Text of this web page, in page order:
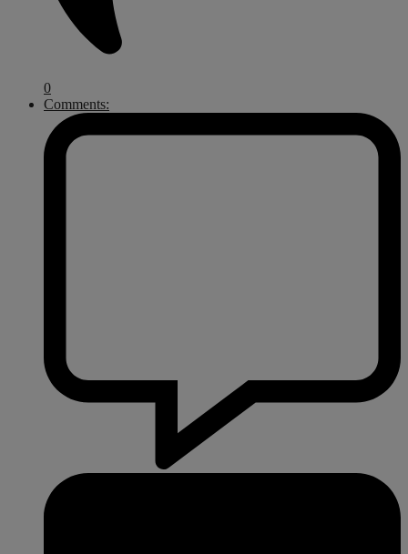
0
Comments: